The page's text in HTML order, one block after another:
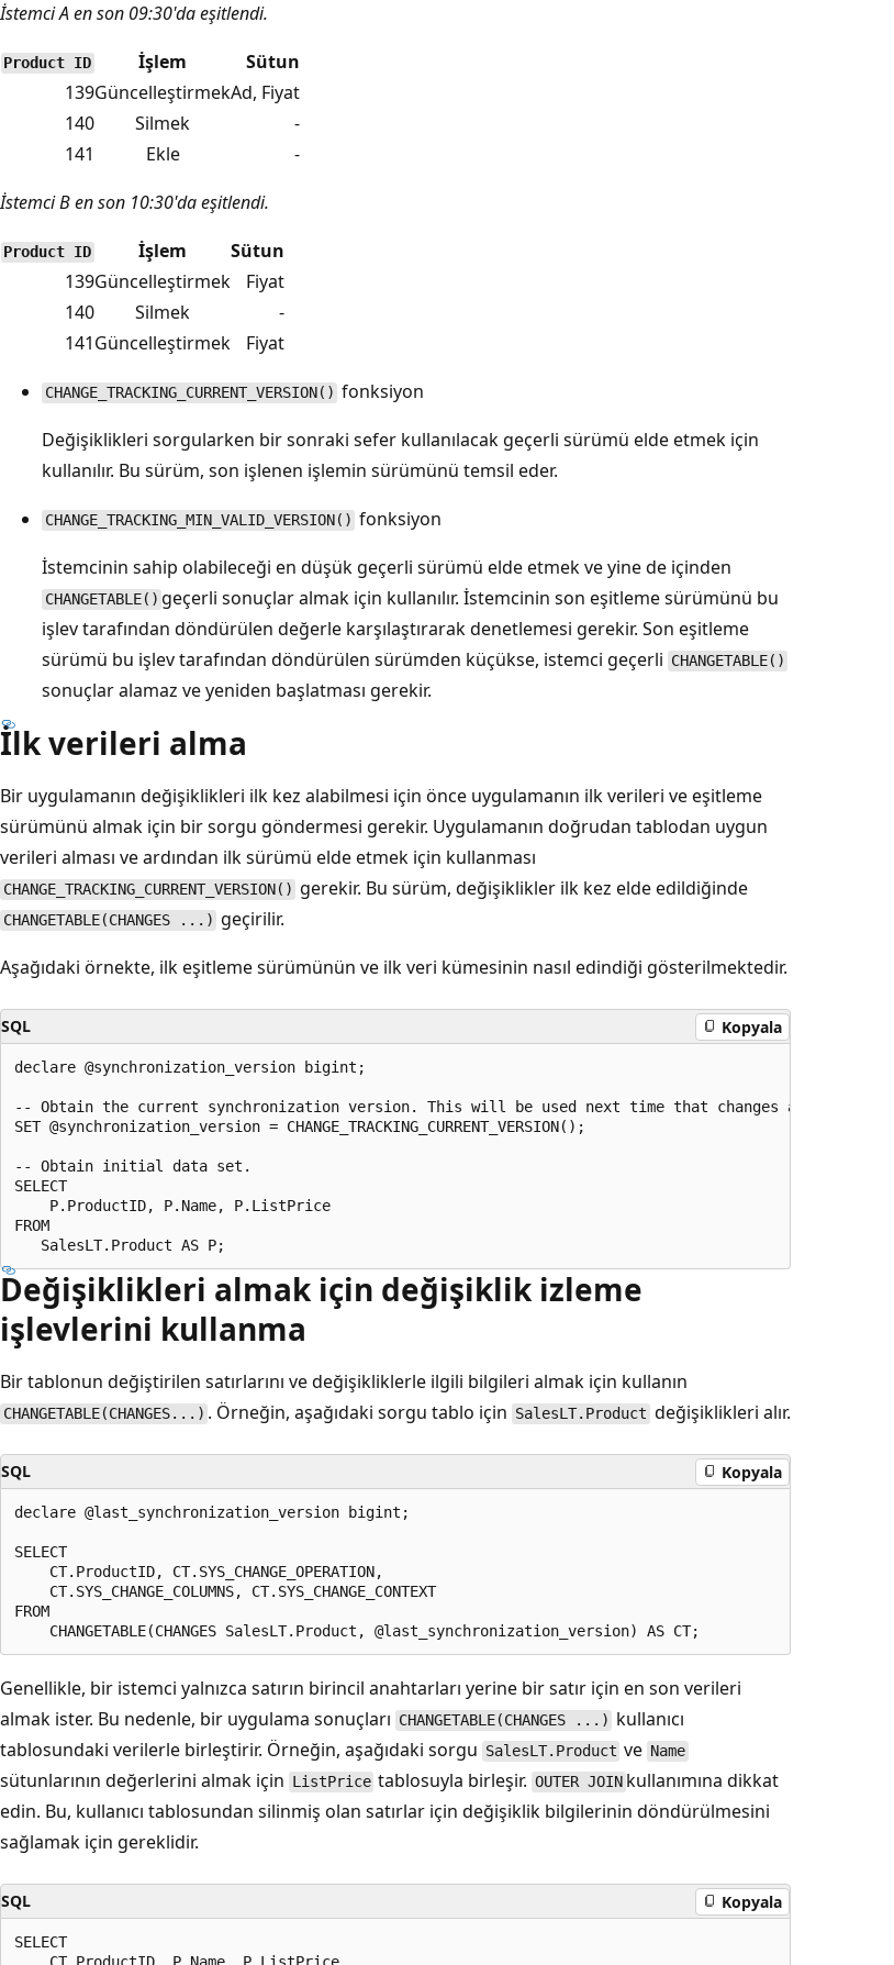
İstemci A en son 09:30'da eşitlendi.
Product ID İşlem
Sütun
139GüncelleştirmekAd, Fiyat
140
Silmek
-
141
Ekle
-
İstemci B en son 10:30'da eşitlendi.
Product ID İşlem
Sütun
139Güncelleştirmek
Fiyat
140
Silmek
-
141Güncelleştirmek Fiyat
CHANGE_TRACKING_CURRENT_VERSION() fonksiyon
Değişiklikleri sorgularken bir sonraki sefer kullanılacak geçerli sürümü elde etmek için
kullanılır. Bu sürüm, son işlenen işlemin sürümünü temsil eder.
CHANGE_TRACKING_MIN_VALID_VERSION() fonksiyon
İstemcinin sahip olabileceği en düşük geçerli sürümü elde etmek ve yine de içinden
CHANGETABLE() geçerli sonuçlar almak için kullanılır. İstemcinin son eşitleme sürümünü bu
işlev tarafından döndürülen değerle karşılaştırarak denetlemesi gerekir. Son eşitleme
sürümü bu işlev tarafından döndürülen sürümden küçükse, istemci geçerli CHANGETABLE()
sonuçlar alamaz ve yeniden başlatması gerekir.
İlk verileri alma
Bir uygulamanın değişiklikleri ilk kez alabilmesi için önce uygulamanın ilk verileri ve eşitleme
sürümünü almak için bir sorgu göndermesi gerekir. Uygulamanın doğrudan tablodan uygun
verileri alması ve ardından ilk sürümü elde etmek için kullanması
CHANGE_TRACKING_CURRENT_VERSION() gerekir. Bu sürüm, değişiklikler ilk kez elde edildiğinde
CHANGETABLE(CHANGES ...) geçirilir.
Aşağıdaki örnekte, ilk eşitleme sürümünün ve ilk veri kümesinin nasıl edindiği gösterilmektedir.
SQL Kopyala
declare @synchronization_version bigint;
-- Obtain the current synchronization version. This will be used next time that changes are obtained.
SET @synchronization_version = CHANGE_TRACKING_CURRENT_VERSION();
-- Obtain initial data set.
SELECT
    P.ProductID, P.Name, P.ListPrice
FROM
Değişiklikleri almak için değişiklik izleme
işlevlerini kullanma
Bir tablonun değiştirilen satırlarını ve değişikliklerle ilgili bilgileri almak için kullanın
CHANGETABLE(CHANGES...) . Örneğin, aşağıdaki sorgu tablo için SalesLT.Product değişiklikleri alır.
SQL Kopyala
declare @last_synchronization_version bigint;
SELECT
    CT.ProductID, CT.SYS_CHANGE_OPERATION,
    CT.SYS_CHANGE_COLUMNS, CT.SYS_CHANGE_CONTEXT
FROM
Genellikle, bir istemci yalnızca satırın birincil anahtarları yerine bir satır için en son verileri
almak ister. Bu nedenle, bir uygulama sonuçları CHANGETABLE(CHANGES ...) kullanıcı
tablosundaki verilerle birleştirir. Örneğin, aşağıdaki sorgu SalesLT.Product ve Name
sütunlarının değerlerini almak için ListPrice tablosuyla birleşir. OUTER JOIN kullanımına dikkat
edin. Bu, kullanıcı tablosundan silinmiş olan satırlar için değişiklik bilgilerinin döndürülmesini
sağlamak için gereklidir.
SQL Kopyala
SELECT